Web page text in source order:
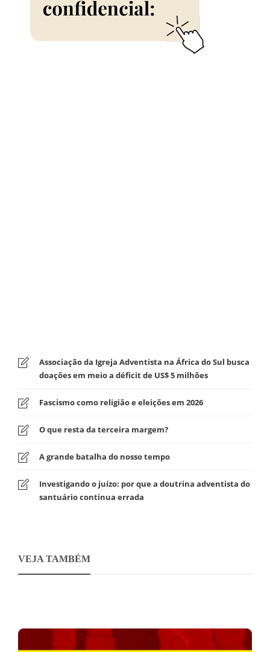
Associação da Igreja Adventista na África do Sul busca
doações em meio a déficit de US$ 5 milhões
Fascismo como religião e eleições em 2026
O que resta da terceira margem?
A grande batalha do nosso tempo
Investigando o juízo: por que a doutrina adventista do
santuário continua errada
VEJA TAMBÉM